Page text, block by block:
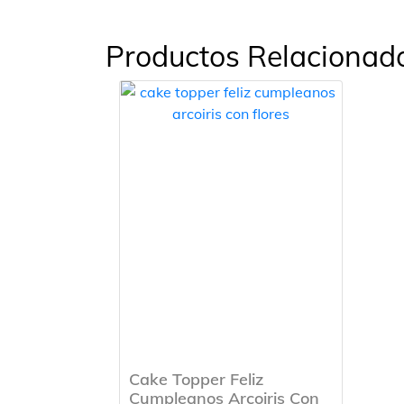
Productos
Cake Topper Feliz
Cumpleanos Arcoiris Con